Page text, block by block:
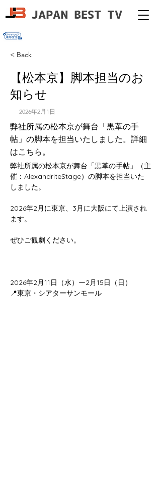
JAPAN BEST TV
< Back
【松本京】脚本担当のお
知らせ
2026年2月1日
弊社所属の松本京が舞台「黒革の手
帖」の脚本を担当いたしました。詳細
はこちら。
弊社所属の松本京が舞台「黒革の手帖」（主
催：AlexandriteStage）の脚本を担当いた
しました。
2026年2月に東京、3月に大阪にて上演され
ます。
ぜひご観劇ください。
2026年2月11日（水）ー2月15日（日）
📍東京・シアターサンモール